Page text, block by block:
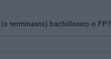
terminaste) bachillerato o FP?